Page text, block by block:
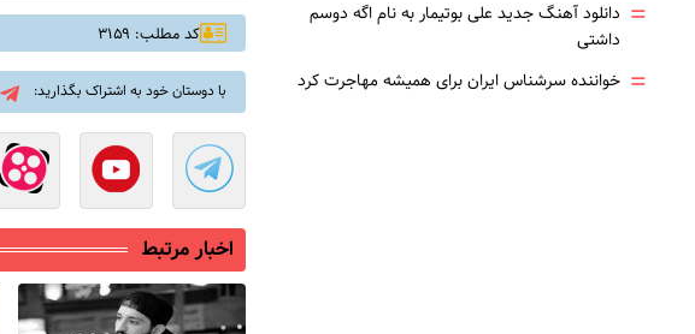
کد مطلب: ۳۱۵۹
با دوستان خود به اشتراک بگذارید:
اخبار مرتبط
= دانلود آهنگ جدید علی بوتیمار به نام اگه دوسم
داشتی
= خواننده سرشناس ایران برای همیشه مهاجرت کرد